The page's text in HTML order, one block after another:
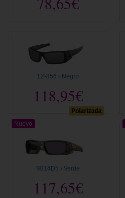
Polarizada
12-856 › Negro
118,95€
9014D5 › Verde
117,65€
Nuevo